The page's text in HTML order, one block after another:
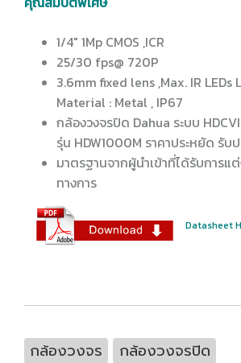
1/4″ 1Mp CMOS ,ICR
25/30 fps@ 720P
3.6mm fixed lens ,Max. IR LEDs
Material : Metal , IP67
กล้องวงจรปิด Dahua ระบบ HDCVI
รุ่น HDW1000M ราคาประหยัด รับ
มาตรฐานจากผู้นำเข้าที่ได้รับการแ
ทางการ
Datasheet
กล้องวงจร
กล้องวงจรปิด